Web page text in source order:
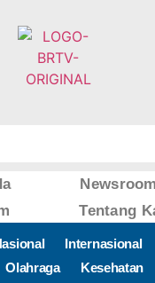
Newsroom
Tentang
Internasional
Olahraga Kesehatan